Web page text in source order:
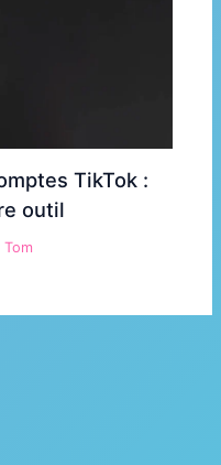
TikTok :
outil
Tom